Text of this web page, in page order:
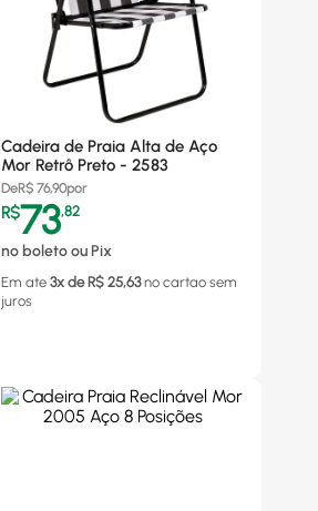
Cadeira de Praia Alta de Aço
Mor Retrô Preto - 2583
DeR$ 76,90por
R$73,82
no boleto ou Pix
Em ate 3x de R$ 25,63 no cartao sem
juros